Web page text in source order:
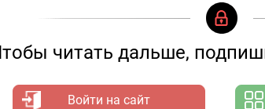
читать дальше,
Войти на сайт